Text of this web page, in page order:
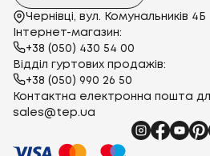
Чернівці, вул. Комунальників 4Б
Інтернет-магазин:
+38 (050) 430 54 00
Відділ гуртових продажів:
+38 (050) 990 26 50
Контактна електронна пошта
sales@tep.ua